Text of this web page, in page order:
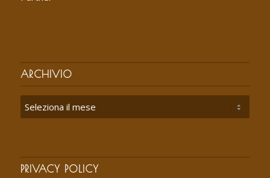
ARCHIVIO
PRIVACY POLICY